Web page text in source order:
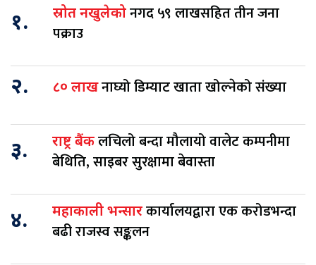
१. स्रोत नखुलेकोनगद ५९ लाखसहित तीन जना
पक्राउ
२. ८० लाखनाघ्यो डिम्याट खाता खोल्नेको संख्या
३. राष्ट्र बैंकलचिलो बन्दा मौलायो वालेट कम्पनीमा
बेथिति, साइबर सुरक्षामा बेवास्ता
४. महाकाली भन्सारकार्यालयद्वारा एक करोडभन्दा
बढी राजस्व सङ्कलन